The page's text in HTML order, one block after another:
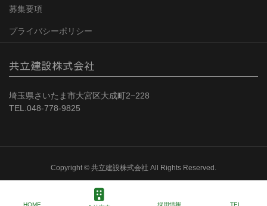
募集要項
プライバシーポリシー
共立建設株式会社
埼玉県さいたま市大宮区大成町2−228
TEL.048-778-9825
Copyright © 共立建設株式会社 All Rights Reserved.
HOME 採用情報 TEL